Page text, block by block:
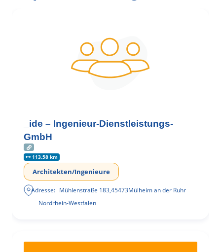
_ide – Ingenieur-Dienstleistungs-
GmbH
113.58 km
Architekten/Ingenieure
Adresse: Mühlenstraße 183,45473Mülheim an der Ruhr
Nordrhein-Westfalen